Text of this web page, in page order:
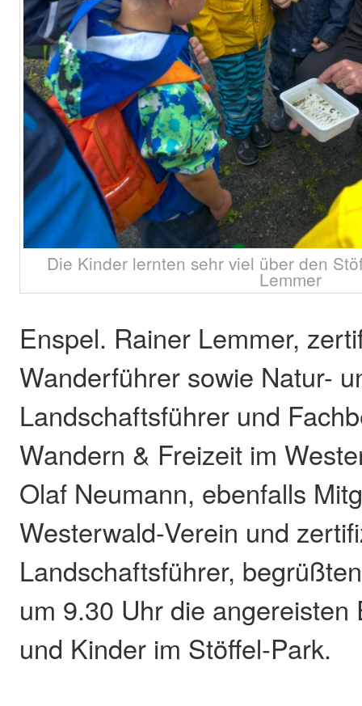
Die Kinder lernten sehr viel über den
Lemmer
Enspel. Rainer Lemmer,
Wanderführer sowie Natur-
Landschaftsführer und
Wandern & Freizeit im
Olaf Neumann, ebenfalls
Westerwald-Verein und
Landschaftsführer,
um 9.30 Uhr die
und Kinder im Stöffel-Park.